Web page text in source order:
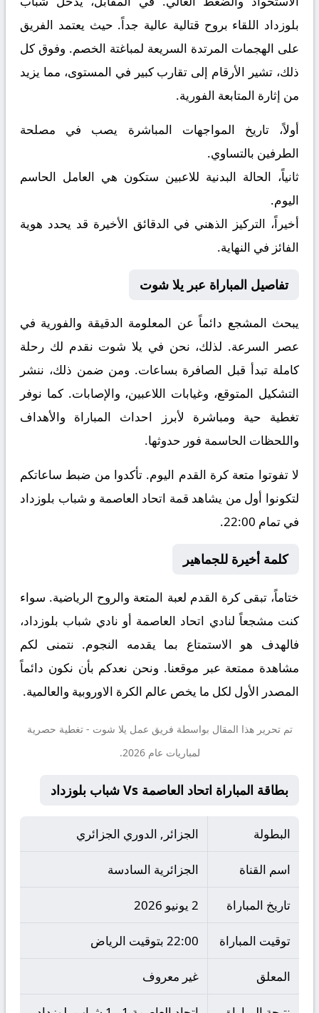
بلوزداد اللقاء بروح قتالية عالية جداً. حيث يعتمد الفريق
على الهجمات المرتدة السريعة لمباغتة الخصم. وفوق كل
ذلك، تشير الأرقام إلى تقارب كبير في المستوى، مما يزيد
من إثارة المتابعة الفورية.
أولاً، تاريخ المواجهات المباشرة يصب في مصلحة
الطرفين بالتساوي.
ثانياً، الحالة البدنية للاعبين ستكون هي العامل الحاسم
اليوم.
أخيراً، التركيز الذهني في الدقائق الأخيرة قد يحدد هوية
الفائز في النهاية.
تفاصيل المباراة عبر يلا شوت
يبحث المشجع دائماً عن المعلومة الدقيقة والفورية في
عصر السرعة. لذلك، نحن في يلا شوت نقدم لك رحلة
كاملة تبدأ قبل الصافرة بساعات. ومن ضمن ذلك، ننشر
التشكيل المتوقع، وغيابات اللاعبين، والإصابات. كما نوفر
تغطية حية ومباشرة لأبرز احداث المباراة والأهداف
واللحظات الحاسمة فور حدوثها.
لا تفوتوا متعة كرة القدم اليوم. تأكدوا من ضبط ساعاتكم
لتكونوا أول من يشاهد قمة اتحاد العاصمة و شباب بلوزداد
في تمام 22:00.
كلمة أخيرة للجماهير
ختاماً، تبقى كرة القدم لعبة المتعة والروح الرياضية. سواء
كنت مشجعاً لنادي اتحاد العاصمة أو نادي شباب بلوزداد،
فالهدف هو الاستمتاع بما يقدمه النجوم. نتمنى لكم
مشاهدة ممتعة عبر موقعنا. ونحن نعدكم بأن نكون دائماً
المصدر الأول لكل ما يخص عالم الكرة الاوروبية والعالمية.
تم تحرير هذا المقال بواسطة فريق عمل يلا شوت - تغطية حصرية
لمباريات عام 2026.
بطاقة المباراة اتحاد العاصمة Vs شباب بلوزداد
البطولة الجزائر, الدوري الجزائري
اسم القناة الجزائرية السادسة
تاريخ المباراة 2 يونيو 2026
توقيت المباراة 22:00 بتوقيت الرياض
المعلق غير معروف